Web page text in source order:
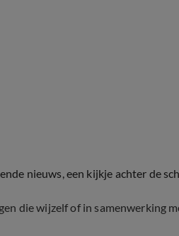
nieuws, een kijkje achter de
die wijzelf of in samenwerking